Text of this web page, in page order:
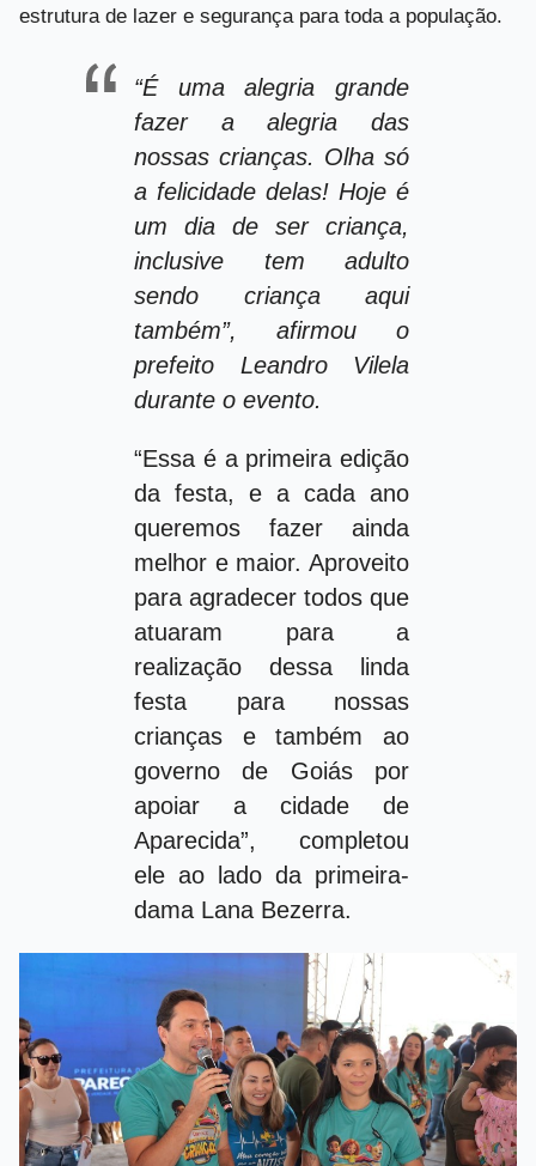
estrutura de lazer e segurança para toda a população.
“É uma alegria grande
fazer a alegria das
nossas crianças. Olha só
a felicidade delas! Hoje é
um dia de ser criança,
inclusive tem adulto
sendo criança aqui
também”, afirmou o
prefeito Leandro Vilela
durante o evento.
“Essa é a primeira edição
da festa, e a cada ano
queremos fazer ainda
melhor e maior. Aproveito
para agradecer todos que
atuaram para a
realização dessa linda
festa para nossas
crianças e também ao
governo de Goiás por
apoiar a cidade de
Aparecida”, completou
ele ao lado da primeira-
dama Lana Bezerra.